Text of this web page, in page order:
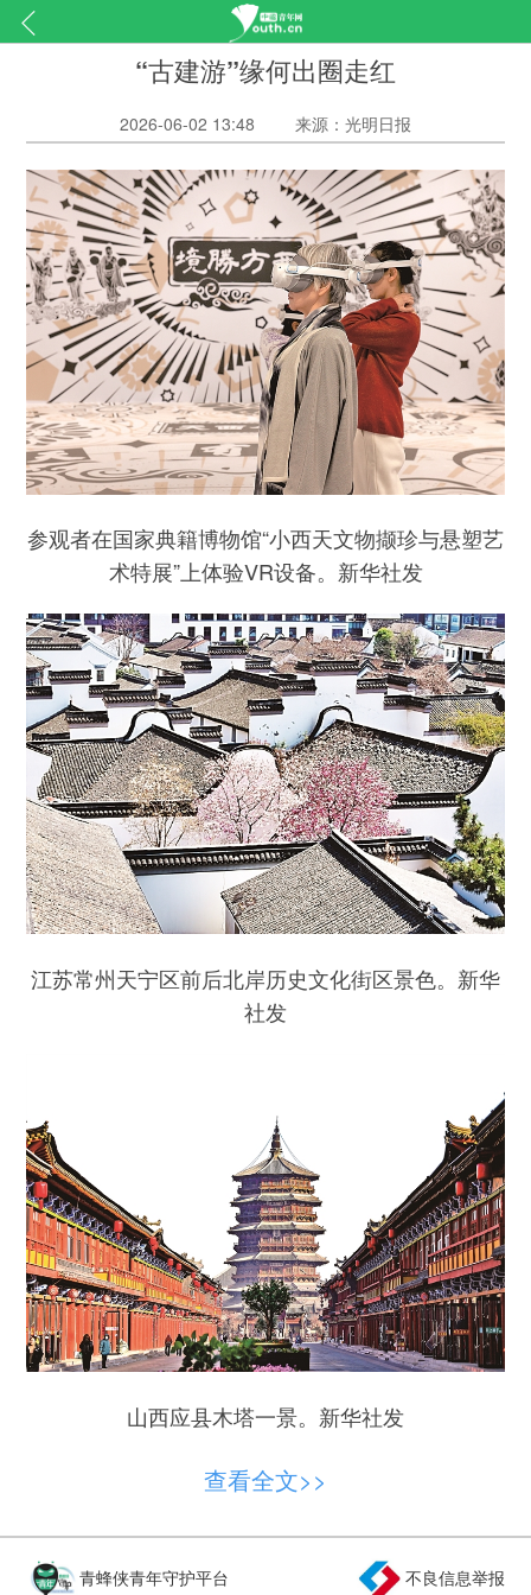
“古建游”缘何出圈走红
2026-06-02 13:48 来源：光明日报
参观者在国家典籍博物馆“小西天文物撷珍与悬塑艺
术特展”上体验VR设备。新华社发
江苏常州天宁区前后北岸历史文化街区景色。新华
社发
山西应县木塔一景。新华社发
5月18日夜，在山西北岳恒山金龙峡，拥有
万分之一日光能量的冷光源投射铺洒，让整面绝壁
化为一幅跨越千年的山河史诗。这是《何以悬空
查看全文>>
青蜂侠青年守护平台 不良信息举报